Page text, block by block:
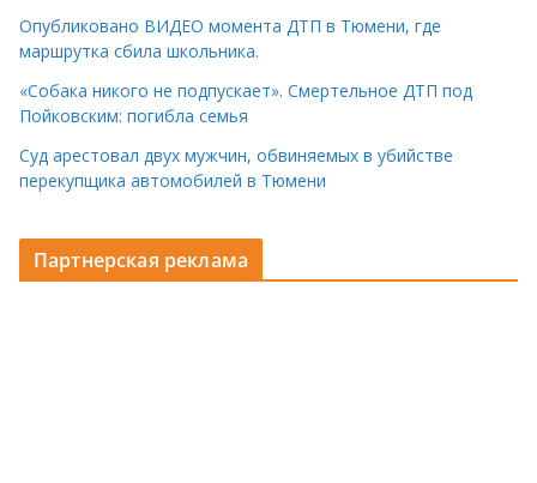
Опубликовано ВИДЕО момента ДТП в Тюмени, где
маршрутка сбила школьника.
«Собака никого не подпускает». Смертельное ДТП под
Пойковским: погибла семья
Суд арестовал двух мужчин, обвиняемых в убийстве
перекупщика автомобилей в Тюмени
Партнерская реклама